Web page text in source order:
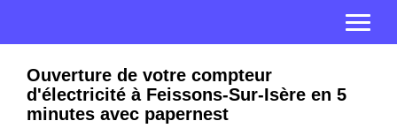
Ouverture de votre compteur
d'électricité à Feissons-Sur-Isère en 5
minutes avec papernest